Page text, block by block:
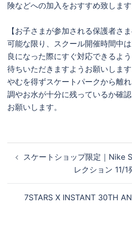
険などへの加入をおすすめ致します
【お子さまが参加される保護者さま
可能な限り、スクール開催時間中
良になった際にすぐ対応できるよ
待ちいただきますようお願いします
やむを得ずスケートパークから離
調やお水が十分に残っているか確
お願いします。
稿 スケートショップ限定｜Nike
レクション 11/1
7STARS X INSTANT 30TH